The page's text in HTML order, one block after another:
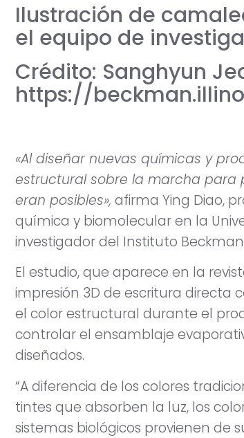
Ilustración de
el equipo de
Crédito: Sanghyun
https://
«Al diseñar nuevas químicas y
estructural sobre la marcha para
eran posibles», afirma Ying Diao,
química y biomolecular en la
investigador del Instituto Beckman
El estudio, que aparece en la
impresión 3D de escritura directa
el color estructural durante el
controlar el ensamblaje
diseñados.
“A diferencia de los colores
tintes que absorben la luz, los
sistemas biológicos provienen de